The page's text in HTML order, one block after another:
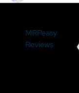
MRPeasy
Reviews